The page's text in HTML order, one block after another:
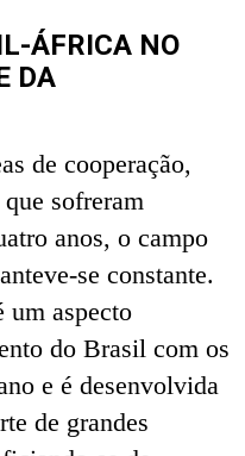
ÁFRICA NO
DA
de cooperação,
sofreram
anos, o campo
se constante.
um aspecto
do Brasil com os
e é desenvolvida
de grandes